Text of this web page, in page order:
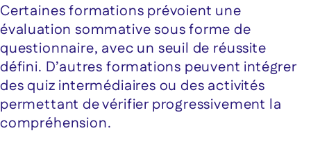
Certaines formations prévoient une
évaluation sommative sous forme de
questionnaire, avec un seuil de réussite
défini. D’autres formations peuvent intégrer
des quiz intermédiaires ou des activités
permettant de vérifier progressivement la
compréhension.